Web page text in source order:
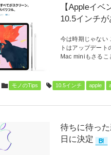
【Appleイ
10.5インチ
今は時期じゃない
トはアップデート
Mac miniもさる
モノのTips 10.5インチ apple
待ちに待っ
日に決定